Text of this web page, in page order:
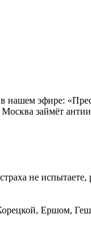
нашем эфире:
Москва займёт
не
Ершом,